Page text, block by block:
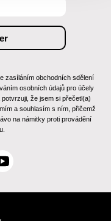
zasíláním obchodních sdělení
osobních údajů pro účely
že jsem si přečetl(a)
a souhlasím s ním, přičemž
na námitky proti provádění
Y
u